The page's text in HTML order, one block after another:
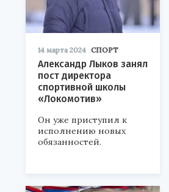
14 марта 2024 СПОРТ
Александр Лыков занял
пост директора
спортивной школы
«Локомотив»
Он уже приступил к
исполнению новых
обязанностей.